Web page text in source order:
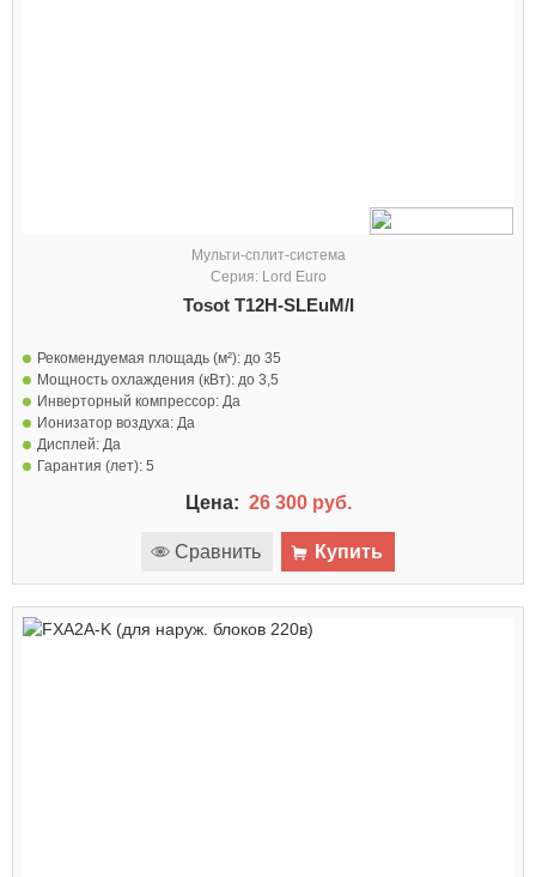
Мульти-сплит-система
Серия: Lord Euro
Tosot T12H-SLEuM/I
Рекомендуемая площадь (м²): до 35
Мощность охлаждения (кВт): до 3,5
Инверторный компрессор: Да
Ионизатор воздуха: Да
Дисплей: Да
Гарантия (лет): 5
Цена: 26 300 руб.
Сравнить Купить